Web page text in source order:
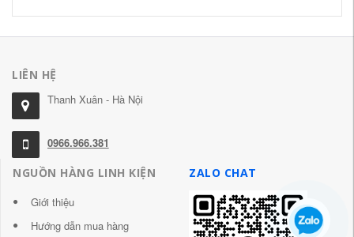
LIÊN HỆ
Thanh Xuân - Hà Nội
0966.966.381
NGUỒN HÀNG LINH KIỆN
Giới thiệu
Hướng dẫn mua hàng
ZALO CHAT